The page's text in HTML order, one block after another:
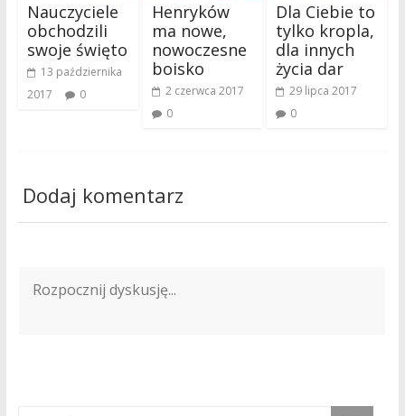
Nauczyciele
obchodzili
swoje święto
13 października
2017
0
Henryków
ma nowe,
nowoczesne
boisko
2 czerwca 2017
0
Dla Ciebie to
tylko kropla,
dla innych
życia dar
29 lipca 2017
0
Dodaj komentarz